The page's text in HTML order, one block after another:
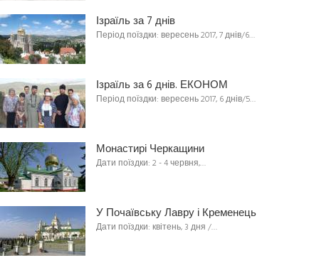
Ізраїль за 7 днів
Період поїздки: вересень 2017, 7 днів/6…
Ізраїль за 6 днів. ЕКОНОМ
Період поїздки: вересень 2017, 6 днів/5…
Монастирі Черкащини
Дати поїздки: 2 - 4 червня,…
У Почаївську Лавру і Кременець
Дати поїздки: квітень, 3 дня /…